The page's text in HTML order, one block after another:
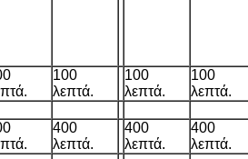
100
λεπτά.
100
λεπτά.
100
λεπτά.
400
λεπτά.
400
λεπτά.
400
λεπτά.